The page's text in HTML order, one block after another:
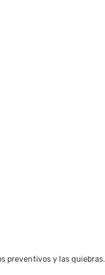
preventivos y las quiebras.